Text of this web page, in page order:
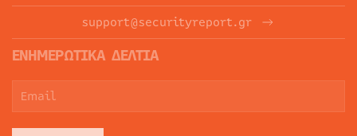
support@securityreport.gr
ΕΝΗΜΕΡΩΤΙΚΑ ΔΕΛΤΙΑ